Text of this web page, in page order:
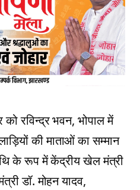
रविन्द्र भवन, भोपाल में
की माताओं का सम्मान
के रूप में केंद्रीय खेल मंत्री
डॉ. मोहन यादव,